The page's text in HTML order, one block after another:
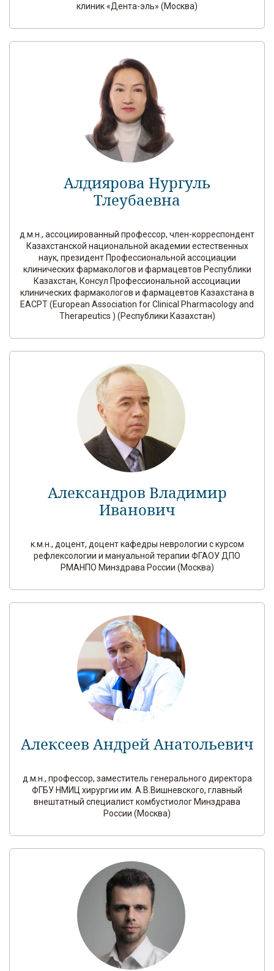
клиник «Дента-эль» (Москва)
Алдиярова Нургуль
Тлеубаевна
д.м.н., ассоциированный профессор, член-корреспондент
Казахстанской национальной академии естественных
наук, президент Профессиональной ассоциации
клинических фармакологов и фармацевтов Республики
Казахстан, Консул Профессиональной ассоциации
клинических фармакологов и фармацевтов Казахстана в
EACPT (European Association for Clinical Pharmacology and
Therapeutics ) (Республики Казахстан)
Александров Владимир
Иванович
к.м.н., доцент, доцент кафедры неврологии с курсом
рефлексологии и мануальной терапии ФГАОУ ДПО
РМАНПО Минздрава России (Москва)
Алексеев Андрей Анатольевич
д.м.н., профессор, заместитель генерального директора
ФГБУ НМИЦ хирургии им. А.В.Вишневского, главный
внештатный специалист комбустиолог Минздрава
России (Москва)